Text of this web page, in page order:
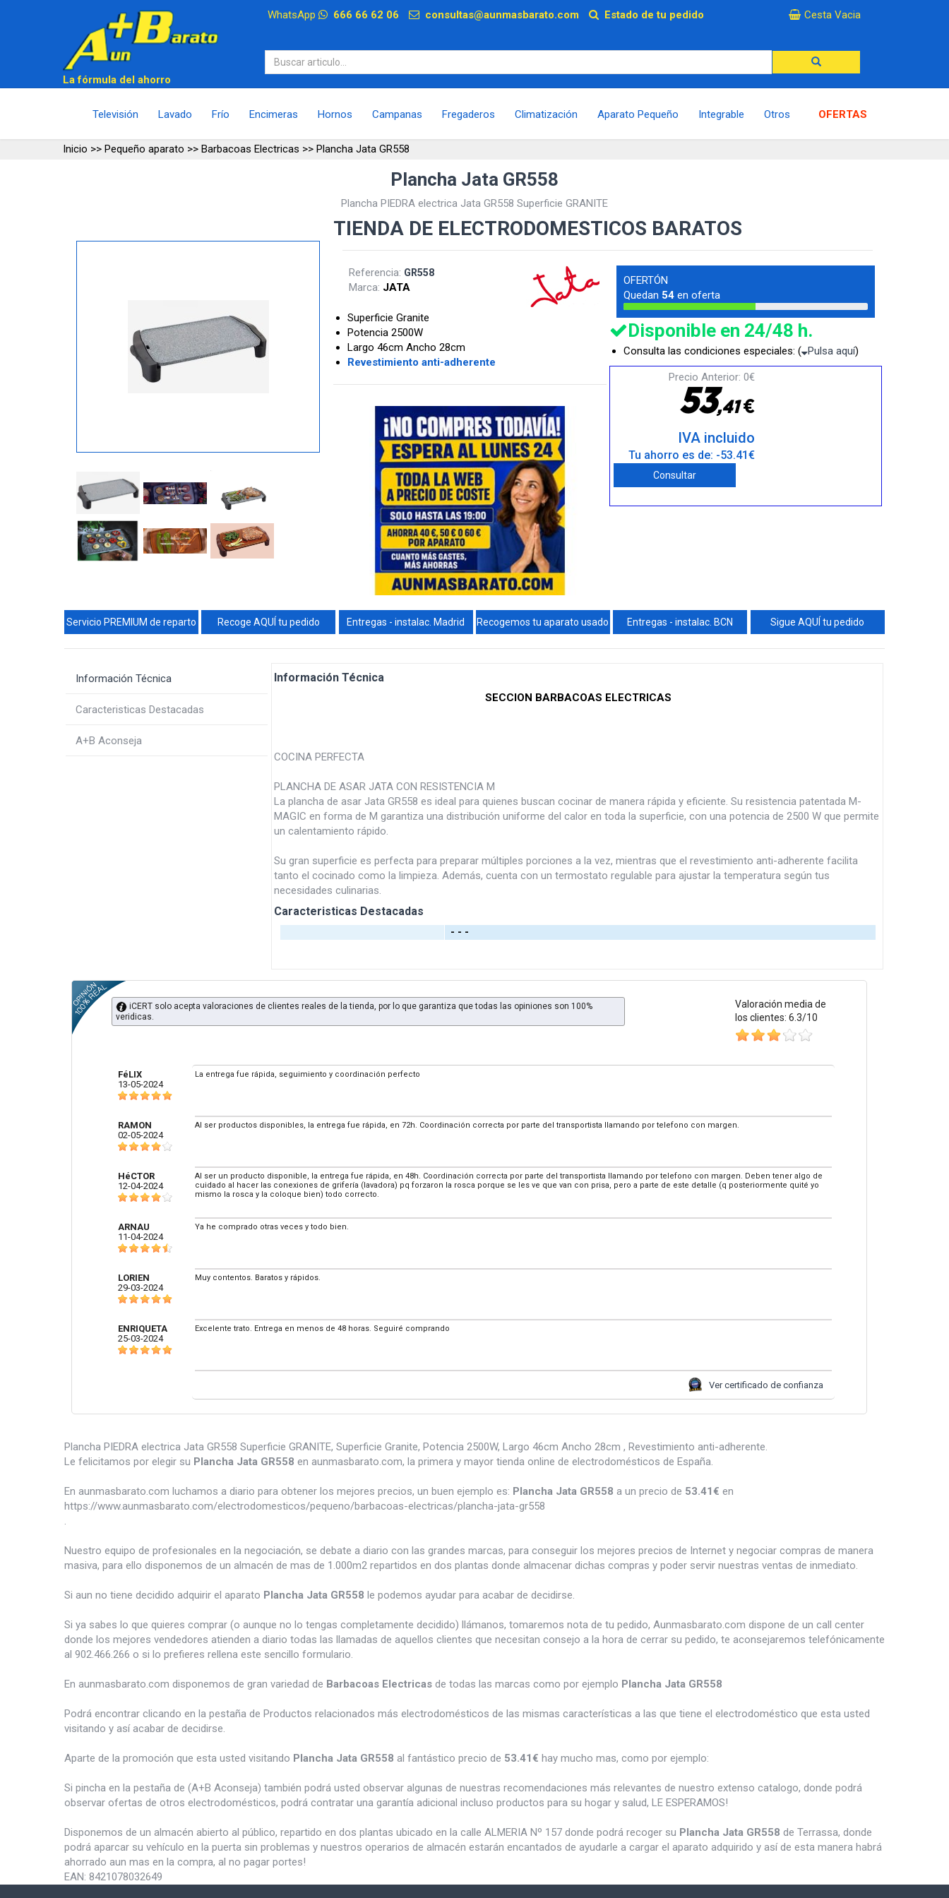
WhatsApp 666 66 62 06 consultas@aunmasbarato.com Estado de tu pedido Cesta Vacia
La fórmula del ahorro
Televisión Lavado Frío Encimeras Hornos Campanas Fregaderos Climatización Aparato Pequeño Integrable Otros OFERTAS
Inicio >> Pequeño aparato >> Barbacoas Electricas >> Plancha Jata GR558
Plancha Jata GR558
Plancha PIEDRA electrica Jata GR558 Superficie GRANITE
TIENDA DE ELECTRODOMESTICOS BARATOS
Referencia: GR558
Marca: JATA
Superficie Granite
Potencia 2500W
Largo 46cm Ancho 28cm
Revestimiento anti-adherente
OFERTÓN
Quedan 54en oferta
Disponible en 24/48 h.
Consulta las condiciones especiales: ( Pulsa aquí)
Precio Anterior: 0€
53,41€
IVA incluido
Tu ahorro es de: -53.41€
Consultar
Servicio PREMIUM de reparto Recoge AQUÍ tu pedido Entregas - instalac. Madrid Recogemos tu aparato usado Entregas - instalac. BCN Sigue AQUÍ tu pedido
Información Técnica
Caracteristicas Destacadas
A+B Aconseja
Información Técnica
SECCION BARBACOAS ELECTRICAS
COCINA PERFECTA
PLANCHA DE ASAR JATA CON RESISTENCIA M
La plancha de asar Jata GR558 es ideal para quienes buscan cocinar de manera rápida y eficiente. Su resistencia patentada M-
MAGIC en forma de M garantiza una distribución uniforme del calor en toda la superficie, con una potencia de 2500 W que permite
un calentamiento rápido.
Su gran superficie es perfecta para preparar múltiples porciones a la vez, mientras que el revestimiento anti-adherente facilita
tanto el cocinado como la limpieza. Además, cuenta con un termostato regulable para ajustar la temperatura según tus
necesidades culinarias.
Caracteristicas Destacadas
- - -
Valoración media de
los clientes: 6.3/10
iCERT solo acepta valoraciones de clientes reales de la tienda, por lo que garantiza que todas las opiniones son 100%
veridicas.
FéLIX
13-05-2024
La entrega fue rápida, seguimiento y coordinación perfecto
RAMON
02-05-2024
Al ser productos disponibles, la entrega fue rápida, en 72h. Coordinación correcta por parte del transportista llamando por telefono con margen.
HéCTOR
12-04-2024
Al ser un producto disponible, la entrega fue rápida, en 48h. Coordinación correcta por parte del transportista llamando por telefono con margen. Deben tener algo de
cuidado al hacer las conexiones de grifería (lavadora) pq forzaron la rosca porque se les ve que van con prisa, pero a parte de este detalle (q posteriormente quité yo
mismo la rosca y la coloque bien) todo correcto.
ARNAU
11-04-2024
Ya he comprado otras veces y todo bien.
LORIEN
29-03-2024
Muy contentos. Baratos y rápidos.
ENRIQUETA
25-03-2024
Excelente trato. Entrega en menos de 48 horas. Seguiré comprando
Ver certificado de confianza
Plancha PIEDRA electrica Jata GR558 Superficie GRANITE, Superficie Granite, Potencia 2500W, Largo 46cm Ancho 28cm , Revestimiento anti-adherente.
Le felicitamos por elegir su Plancha Jata GR558 en aunmasbarato.com, la primera y mayor tienda online de electrodomésticos de España.
En aunmasbarato.com luchamos a diario para obtener los mejores precios, un buen ejemplo es: Plancha Jata GR558 a un precio de 53.41€ en
https://www.aunmasbarato.com/electrodomesticos/pequeno/barbacoas-electricas/plancha-jata-gr558
.
Nuestro equipo de profesionales en la negociación, se debate a diario con las grandes marcas, para conseguir los mejores precios de Internet y negociar compras de manera
masiva, para ello disponemos de un almacén de mas de 1.000m2 repartidos en dos plantas donde almacenar dichas compras y poder servir nuestras ventas de inmediato.
Si aun no tiene decidido adquirir el aparato Plancha Jata GR558 le podemos ayudar para acabar de decidirse.
Si ya sabes lo que quieres comprar (o aunque no lo tengas completamente decidido) llámanos, tomaremos nota de tu pedido, Aunmasbarato.com dispone de un call center
donde los mejores vendedores atienden a diario todas las llamadas de aquellos clientes que necesitan consejo a la hora de cerrar su pedido, te aconsejaremos telefónicamente
al 902.466.266 o si lo prefieres rellena este sencillo formulario.
En aunmasbarato.com disponemos de gran variedad de Barbacoas Electricas de todas las marcas como por ejemplo Plancha Jata GR558
Podrá encontrar clicando en la pestaña de Productos relacionados más electrodomésticos de las mismas características a las que tiene el electrodoméstico que esta usted
visitando y así acabar de decidirse.
Aparte de la promoción que esta usted visitando Plancha Jata GR558 al fantástico precio de 53.41€ hay mucho mas, como por ejemplo:
Si pincha en la pestaña de (A+B Aconseja) también podrá usted observar algunas de nuestras recomendaciones más relevantes de nuestro extenso catalogo, donde podrá
observar ofertas de otros electrodomésticos, podrá contratar una garantía adicional incluso productos para su hogar y salud, LE ESPERAMOS!
Disponemos de un almacén abierto al público, repartido en dos plantas ubicado en la calle ALMERIA Nº 157 donde podrá recoger su Plancha Jata GR558 de Terrassa, donde
podrá aparcar su vehículo en la puerta sin problemas y nuestros operarios de almacén estarán encantados de ayudarle a cargar el aparato adquirido y así de esta manera habrá
ahorrado aun mas en la compra, al no pagar portes!
EAN: 8421078032649